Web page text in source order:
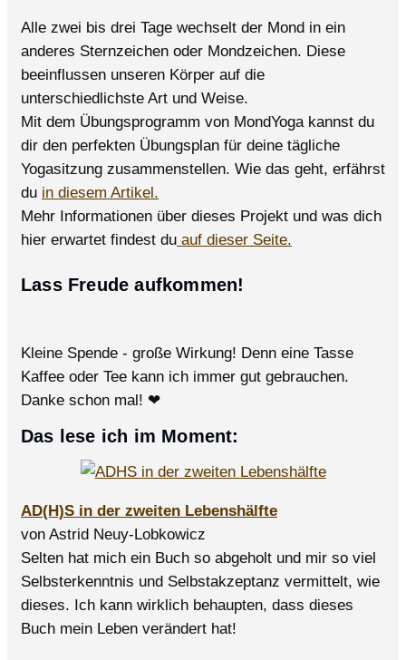
Alle zwei bis drei Tage wechselt der Mond in ein
anderes Sternzeichen oder Mondzeichen. Diese
beeinflussen unseren Körper auf die
unterschiedlichste Art und Weise.
Mit dem Übungsprogramm von MondYoga kannst du
dir den perfekten Übungsplan für deine tägliche
Yogasitzung zusammenstellen. Wie das geht, erfährst
du in diesem Artikel.
Mehr Informationen über dieses Projekt und was dich
hier erwartet findest du auf dieser Seite.
Lass Freude aufkommen!
Kleine Spende - große Wirkung! Denn eine Tasse
Kaffee oder Tee kann ich immer gut gebrauchen.
Danke schon mal! ❤
Das lese ich im Moment:
AD(H)S in der zweiten Lebenshälfte
von Astrid Neuy-Lobkowicz
Selten hat mich ein Buch so abgeholt und mir so viel
Selbsterkenntnis und Selbstakzeptanz vermittelt, wie
dieses. Ich kann wirklich behaupten, dass dieses
Buch mein Leben verändert hat!